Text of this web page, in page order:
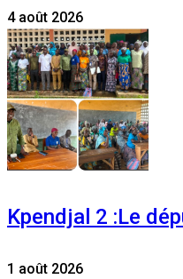
4 août 2026
Kpendjal 2 :Le
1 août 2026